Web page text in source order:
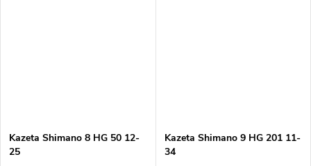
Kazeta Shimano 8 HG 50 12-
25
Kazeta Shimano 9 HG 201 11-
34